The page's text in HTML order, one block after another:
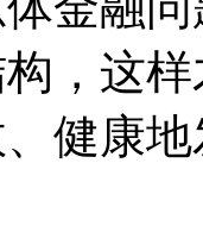
，这
健康